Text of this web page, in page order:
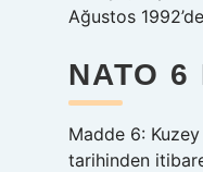
Ağustos
NATO 6
Madde 6:
tarihinden